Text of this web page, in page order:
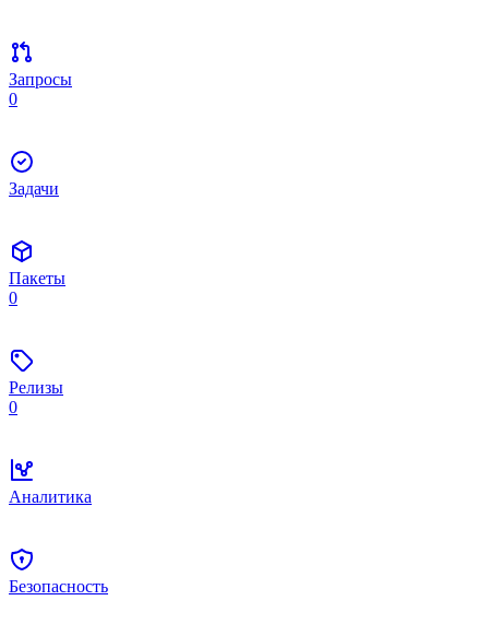
Запросы
0
Задачи
Пакеты
0
Релизы
0
Аналитика
Безопасность